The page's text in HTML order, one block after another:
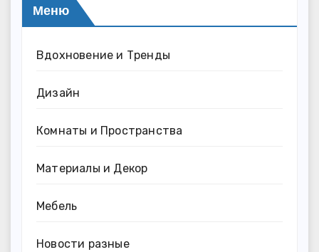
Меню
Вдохновение и Тренды
Дизайн
Комнаты и Пространства
Материалы и Декор
Мебель
Новости разные